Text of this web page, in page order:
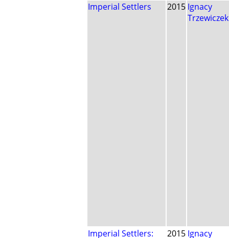
Imperial Settlers
2015 Ignacy
Trzewiczek
Imperial Settlers:
2015 Ignacy